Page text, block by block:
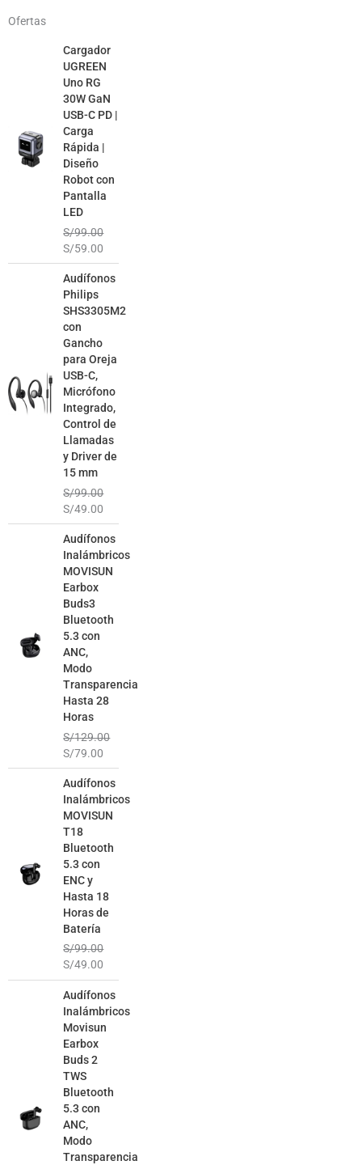
Ofertas
Cargador
UGREEN
Uno RG
30W GaN
USB-C PD |
Carga
Rápida |
Diseño
Robot con
Pantalla
LED
S/99.00
precio
S/59.00
Audífonos
Philips
SHS3305M2
con
Gancho
para Oreja
USB-C,
Micrófono
Integrado,
Control de
Llamadas
y Driver de
15 mm
S/99.00
precio
original
S/99.00.
S/49.00
Audífonos
Inalámbricos
MOVISUN
Earbox
Buds3
Bluetooth
5.3 con
ANC,
Modo
Transparencia
Hasta 28
Horas
S/129.00
precio
era:
S/129.00.
S/79.00
precio
Audífonos
Inalámbricos
MOVISUN
T18
Bluetooth
5.3 con
ENC y
Hasta 18
Horas de
Batería
S/99.00
precio
S/99.00.
S/49.00
precio
S/49.00.
Audífonos
Inalámbricos
Movisun
Earbox
Buds 2
TWS
Bluetooth
5.3 con
ANC,
Modo
Transparencia
precio
original
era:
S/129.00.
precio